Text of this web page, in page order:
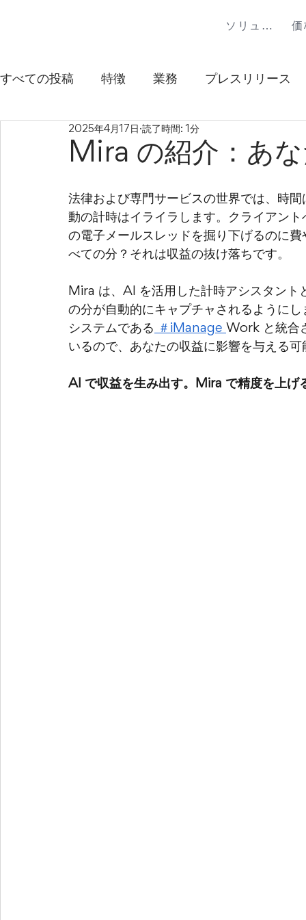
ソリューション
すべての投稿 特徴 業務 プレスリリース
Mira の紹介：あ
2025年4月17日 読了時間: 1分
法律および専門サービスの世界では、時
動の計時はイライラします。クライアン
の電子メールスレッドを掘り下げるのに
べての分？それは収益の抜け落ちです。
Mira は、AI を活用した計時アシスタント
の分が自動的にキャプチャされるように
システムである
＃iManage Work と統合
いるので、あなたの収益に影響を与える
AI で収益を生み出す。Mira で精度を上げ